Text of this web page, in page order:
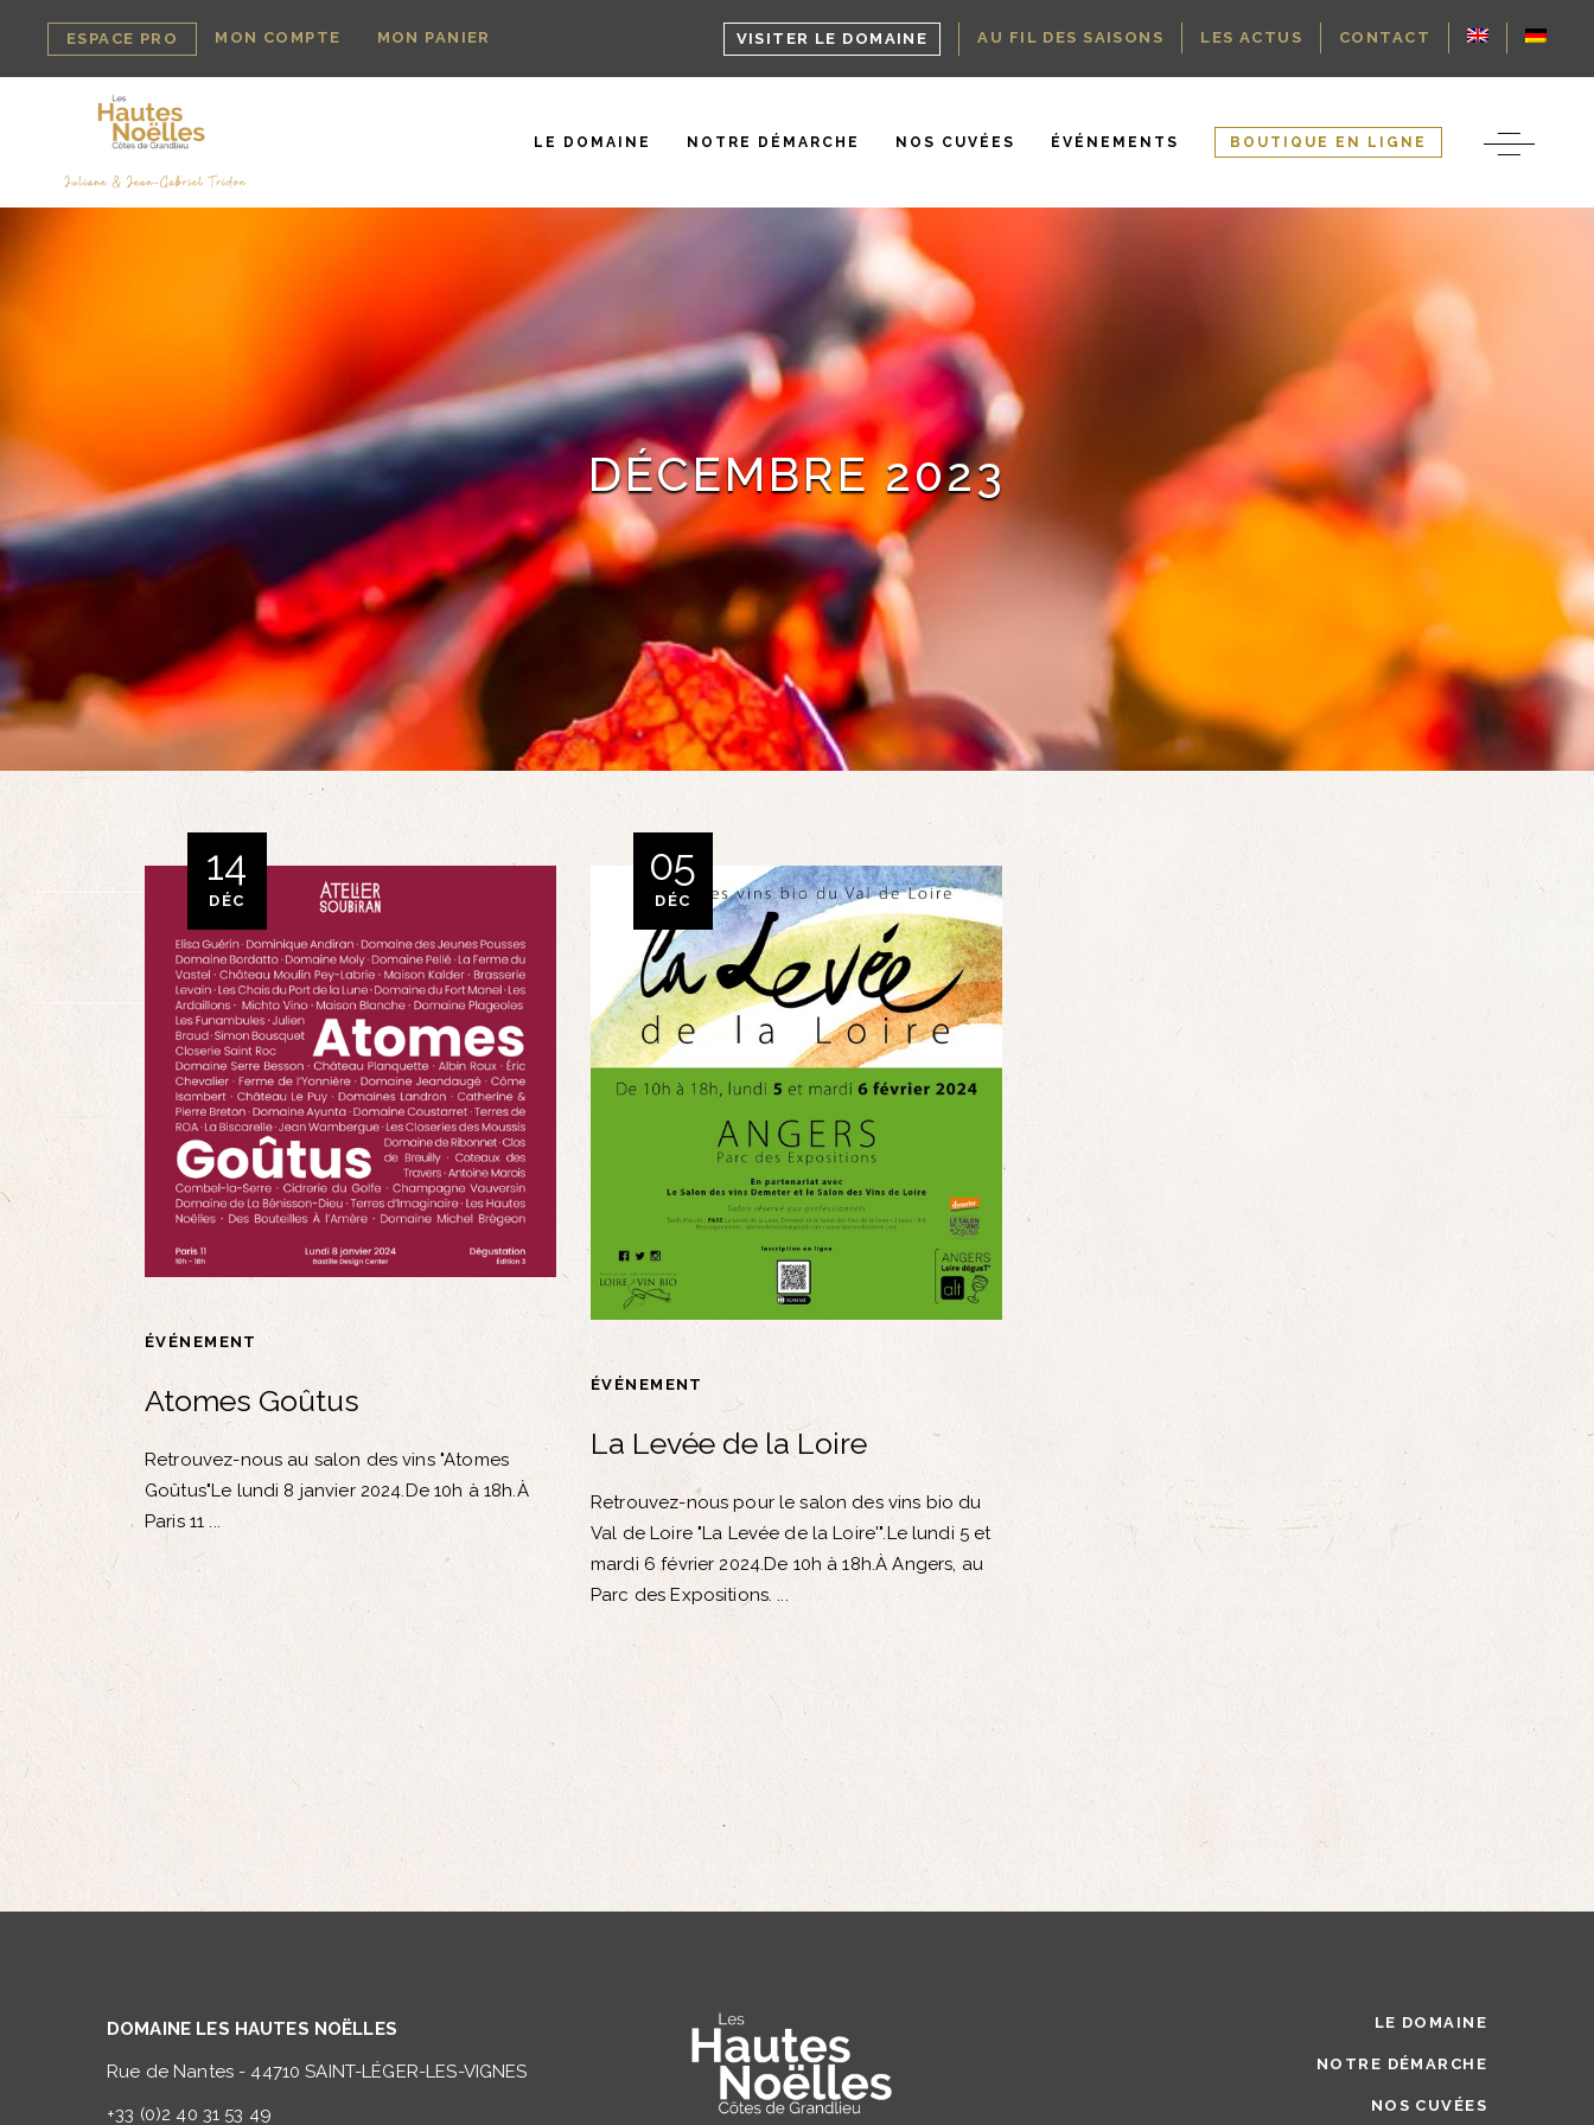
ESPACE PRO MON COMPTE MON PANIER VISITER LE DOMAINE AU FIL DES SAISONS LES ACTUS CONTACT
LE DOMAINE NOTRE DÉMARCHE NOS CUVÉES ÉVÉNEMENTS BOUTIQUE EN LIGNE
DÉCEMBRE 2023
14
DÉC
ÉVÉNEMENT
Atomes Goûtus
Retrouvez-nous au salon des vins "Atomes
Goûtus"Le lundi 8 janvier 2024.De 10h à 18h.À
Paris 11
05
DÉC
ÉVÉNEMENT
La Levée de la Loire
Retrouvez-nous pour le salon des vins bio du
Val de Loire "La Levée de la Loire'".Le lundi 5 et
mardi 6 février 2024.De 10h à 18h.À Angers, au
Parc des Expositions.
DOMAINE LES HAUTES NOËLLES
Rue de Nantes - 44710 SAINT-LÉGER-LES-VIGNES
+33 (0)2 40 31 53 49
LE DOMAINE
NOTRE DÉMARCHE
NOS CUVÉES